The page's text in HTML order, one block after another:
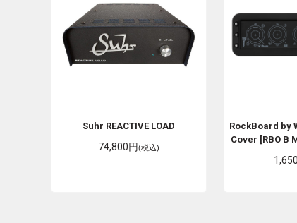
Suhr REACTIVE LOAD
74,800円(税込)
RockBoard by
Cover [RBO B